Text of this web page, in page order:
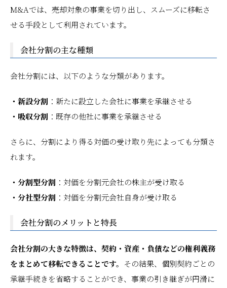
M&Aでは、売却対象の事業を切り出し、スムーズに移転さ
せる手段として利用されています。
会社分割の主な種類
会社分割には、以下のような分類があります。
・新設分割 ：新たに設立した会社に事業を承継させる
・吸収分割 ：既存の他社に事業を承継させる
さらに、分割により得る対価の受け取り先によっても分類さ
れます。
・分割型分割 ：対価を分割元会社の株主が受け取る
・分社型分割 ：対価を分割元会社自身が受け取る
会社分割のメリットと特長
会社分割の大きな特徴は、契約・資産・負債などの権利義務
をまとめて移転できることです。 その結果、個別契約ごとの
承継手続きを省略することができ、事業の引き継ぎが円滑に